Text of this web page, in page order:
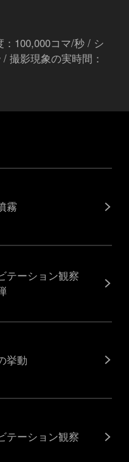
100,000コマ/秒 / シ
撮影現象の実時間：
霧
テーション観察
挙動
テーション観察